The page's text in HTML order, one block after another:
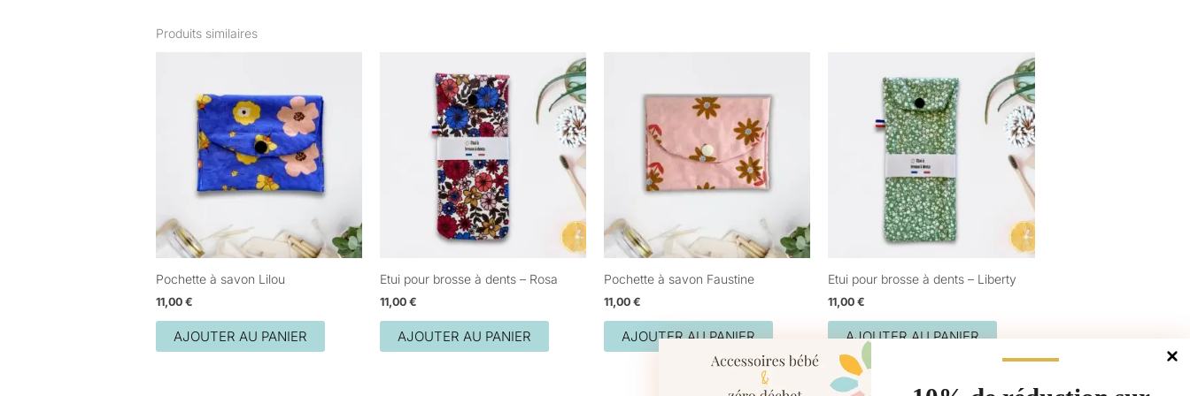
Produits similaires
Pochette à savon Lilou
11,00 €
AJOUTER AU PANIER
Etui pour brosse à dents – Rosa
11,00 €
AJOUTER AU PANIER
Pochette à savon Faustine
11,00 €
AJOUTER AU PANIER
Etui pour brosse à dents – Liberty
11,00€
AJOUTER AU PANIER